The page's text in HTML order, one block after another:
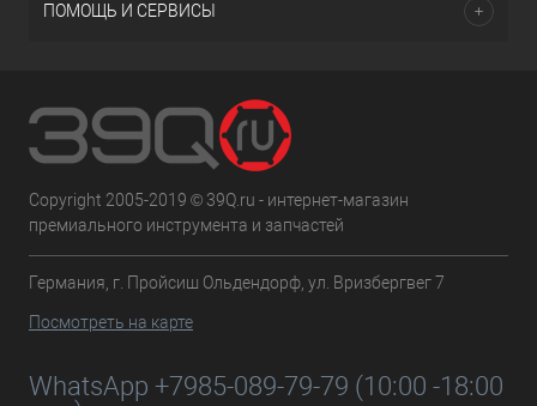
ПОМОЩЬ И СЕРВИСЫ
Copyright 2005-2019 © 39Q.ru - интернет-магазин
премиального инструмента и запчастей
Германия, г. Пройсиш Ольдендорф, ул. Вризбергвег 7
Посмотреть на карте
WhatsApp +7985-089-79-79 (10:00 -18:00